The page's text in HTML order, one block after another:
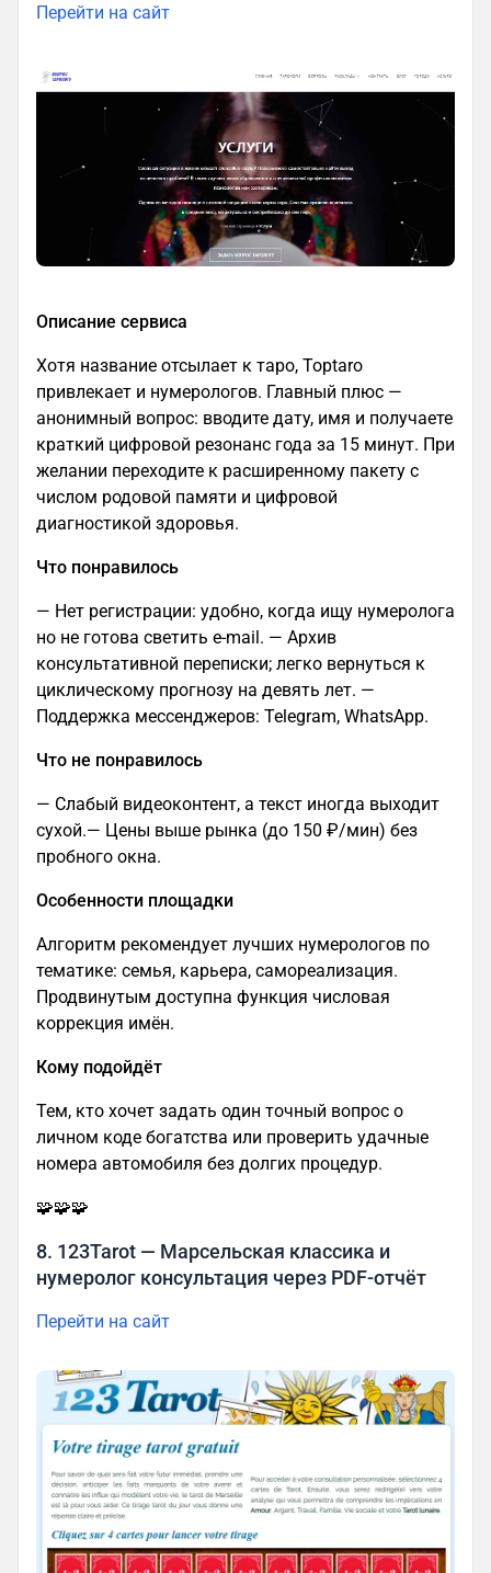
Перейти на сайт
Описание сервиса
Хотя название отсылает к таро, Toptaro
привлекает и нумерологов. Главный плюс —
анонимный вопрос: вводите дату, имя и получаете
краткий цифровой резонанс года за 15 минут. При
желании переходите к расширенному пакету с
числом родовой памяти и цифровой
диагностикой здоровья.
Что понравилось
— Нет регистрации: удобно, когда ищу нумеролога
но не готова светить e-mail. — Архив
консультативной переписки; легко вернуться к
циклическому прогнозу на девять лет. —
Поддержка мессенджеров: Telegram, WhatsApp.
Что не понравилось
— Слабый видеоконтент, а текст иногда выходит
сухой.— Цены выше рынка (до 150 ₽/мин) без
пробного окна.
Особенности площадки
Алгоритм рекомендует лучших нумерологов по
тематике: семья, карьера, самореализация.
Продвинутым доступна функция числовая
коррекция имён.
Кому подойдёт
Тем, кто хочет задать один точный вопрос о
личном коде богатства или проверить удачные
номера автомобиля без долгих процедур.
🧩🧩🧩
8. 123Tarot — Марсельская классика и
нумеролог консультация через PDF-отчёт
Перейти на сайт